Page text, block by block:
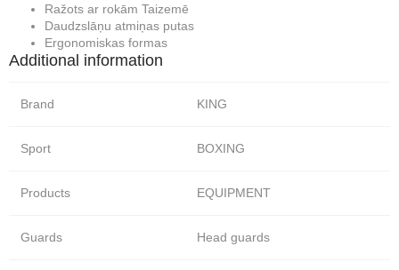
Ražots ar rokām Taizemē
Daudzslāņu atmiņas putas
Ergonomiskas formas
Additional information
Brand KING
Sport BOXING
Products EQUIPMENT
Guards Head guards